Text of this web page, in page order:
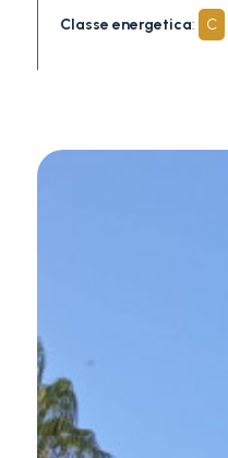
Classe energetica: C
Giardino
Ascensore